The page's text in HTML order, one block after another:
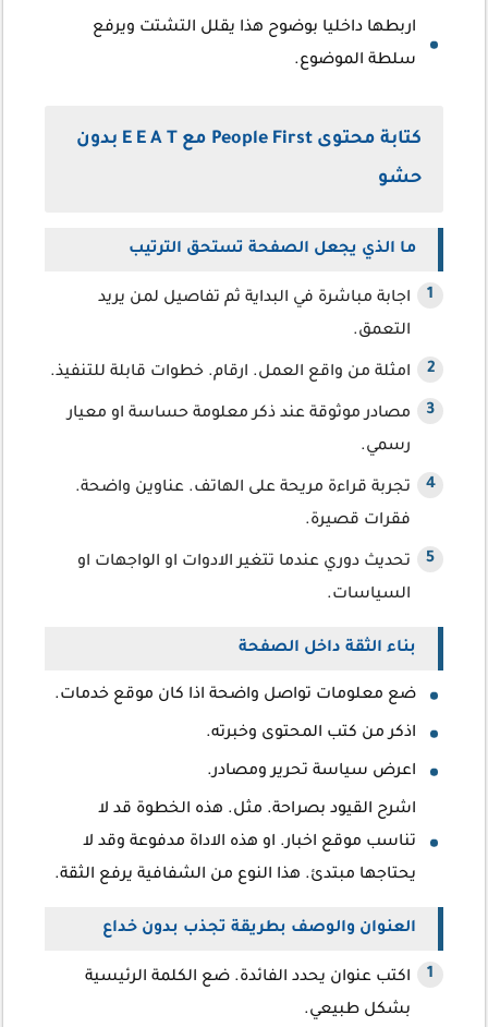
اربطها داخليا بوضوح هذا يقلل التشتت ويرفع
سلطة الموضوع.
كتابة محتوى People First مع E E A T بدون
حشو
ما الذي يجعل الصفحة تستحق الترتيب
اجابة مباشرة في البداية ثم تفاصيل لمن يريد
التعمق.
امثلة من واقع العمل. ارقام. خطوات قابلة للتنفيذ.
مصادر موثوقة عند ذكر معلومة حساسة او معيار
رسمي.
تجربة قراءة مريحة على الهاتف. عناوين واضحة.
فقرات قصيرة.
تحديث دوري عندما تتغير الادوات او الواجهات او
السياسات.
بناء الثقة داخل الصفحة
ضع معلومات تواصل واضحة اذا كان موقع خدمات.
اذكر من كتب المحتوى وخبرته.
اعرض سياسة تحرير ومصادر.
اشرح القيود بصراحة. مثل. هذه الخطوة قد لا
تناسب موقع اخبار. او هذه الاداة مدفوعة وقد لا
يحتاجها مبتدئ. هذا النوع من الشفافية يرفع الثقة.
العنوان والوصف بطريقة تجذب بدون خداع
اكتب عنوان يحدد الفائدة. ضع الكلمة الرئيسية
بشكل طبيعي.